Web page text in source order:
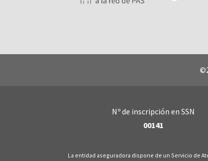
Nº de inscripción en SSN
00141
La entidad aseguradora dispone de un Servicio de